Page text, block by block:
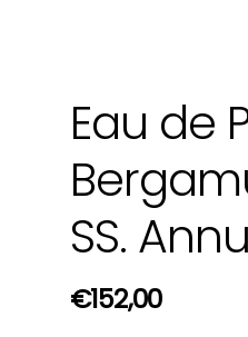
Eau de
SS.
Prezzo normale
€152,00